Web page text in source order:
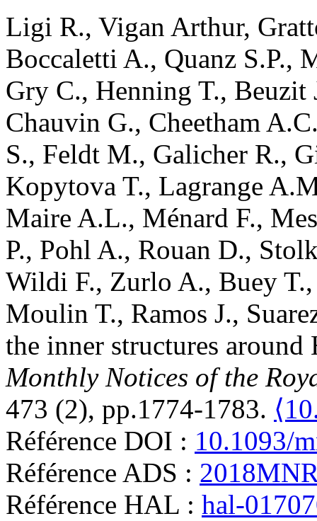
Ligi R., Vigan Arthur,
Boccaletti A., Quanz S.P.,
Gry C., Henning T., Beuzit
Chauvin G., Cheetham
S., Feldt M., Galicher R.,
Kopytova T., Lagrange
Maire A.L., Ménard F.,
P., Pohl A., Rouan D.,
Wildi F., Zurlo A., Buey T.
Moulin T., Ramos J.,
the inner structures
Monthly Notices of the
473 (2), pp.1774-1783.
Référence DOI : 10.1093/
Référence ADS :
Référence HAL : hal-